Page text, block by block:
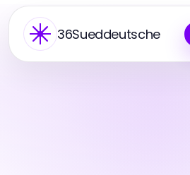
36Sueddeutsche